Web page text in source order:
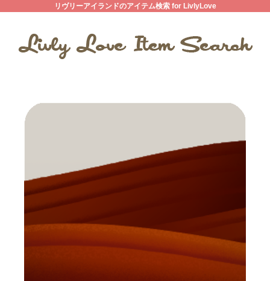
リヴリーアイランドのアイテム検索 for LivlyLove